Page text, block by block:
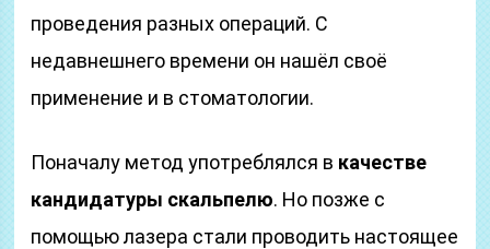
проведения разных операций. С
недавнешнего времени он нашёл своё
применение и в стоматологии.
Поначалу метод употреблялся в качестве
кандидатуры скальпелю. Но позже с
помощью лазера стали проводить настоящее